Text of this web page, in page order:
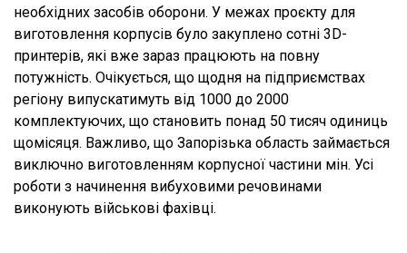
необхідних засобів оборони. У межах проєкту для
виготовлення корпусів було закуплено сотні 3D-
принтерів, які вже зараз працюють на повну
потужність. Очікується, що щодня на підприємствах
регіону випускатимуть від 1000 до 2000
комплектуючих, що становить понад 50 тисяч одиниць
щомісяця. Важливо, що Запорізька область займається
виключно виготовленням корпусної частини мін. Усі
роботи з начинення вибуховими речовинами
виконують військові фахівці.